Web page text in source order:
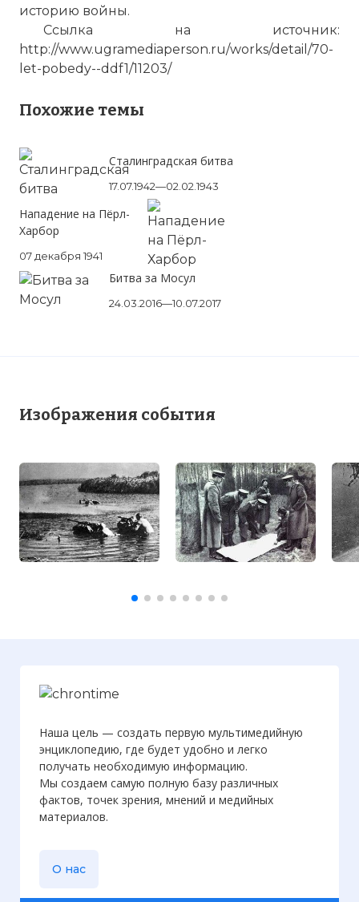
историю войны.
Ссылка на источник:
http://www.ugramediaperson.ru/works/detail/70-
let-pobedy--ddf1/11203/
Похожие темы
Сталинградская битва
17.07.1942—02.02.1943
Нападение на Пёрл-
Харбор
07 декабря 1941
Битва за Мосул
24.03.2016—10.07.2017
Изображения события
Наша цель — создать первую мультимедийную
энциклопедию, где будет удобно и легко
получать необходимую информацию.
Мы создаем самую полную базу различных
фактов, точек зрения, мнений и медийных
материалов.
О нас